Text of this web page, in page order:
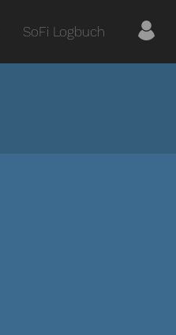
SoFi Logbuch